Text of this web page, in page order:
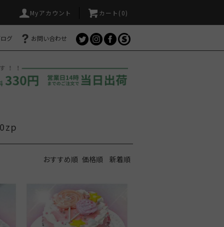
Myアカウント カート( 0)
グ お問い合わせ
おすすめ順 価格順 新着順